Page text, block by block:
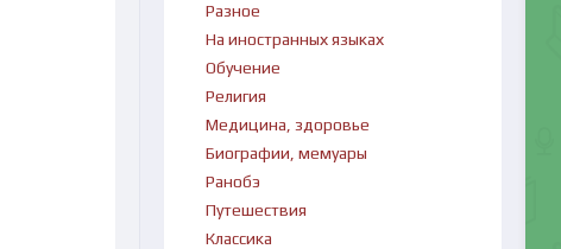
Разное
На иностранных языках
Обучение
Религия
Медицина, здоровье
Биографии, мемуары
Ранобэ
Путешествия
Классика